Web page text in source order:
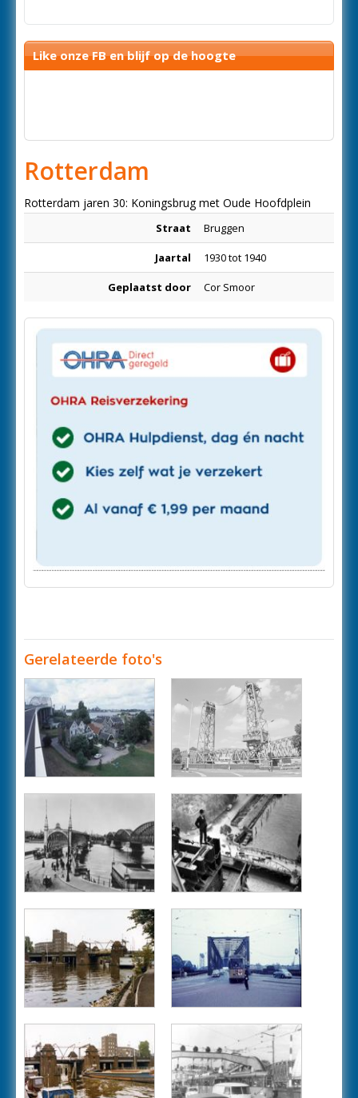
Like onze FB en blijf op de hoogte
Rotterdam
Rotterdam jaren 30: Koningsbrug met Oude Hoofdplein
Straat Bruggen
Jaartal 1930 tot 1940
Geplaatst door Cor Smoor
Gerelateerde foto's